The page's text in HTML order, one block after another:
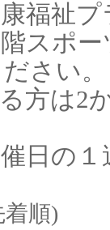
康福祉
ツセ
さい。
2か月
週間
順)